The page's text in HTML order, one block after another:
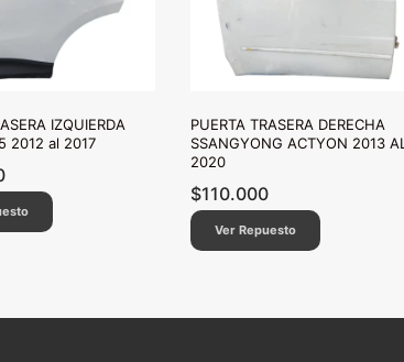
IZQUIERDA
2012 al 2017
PUERTA TRASERA DERECHA
SSANGYONG ACTYON 2013
2020
$110.000
Ver Repuesto